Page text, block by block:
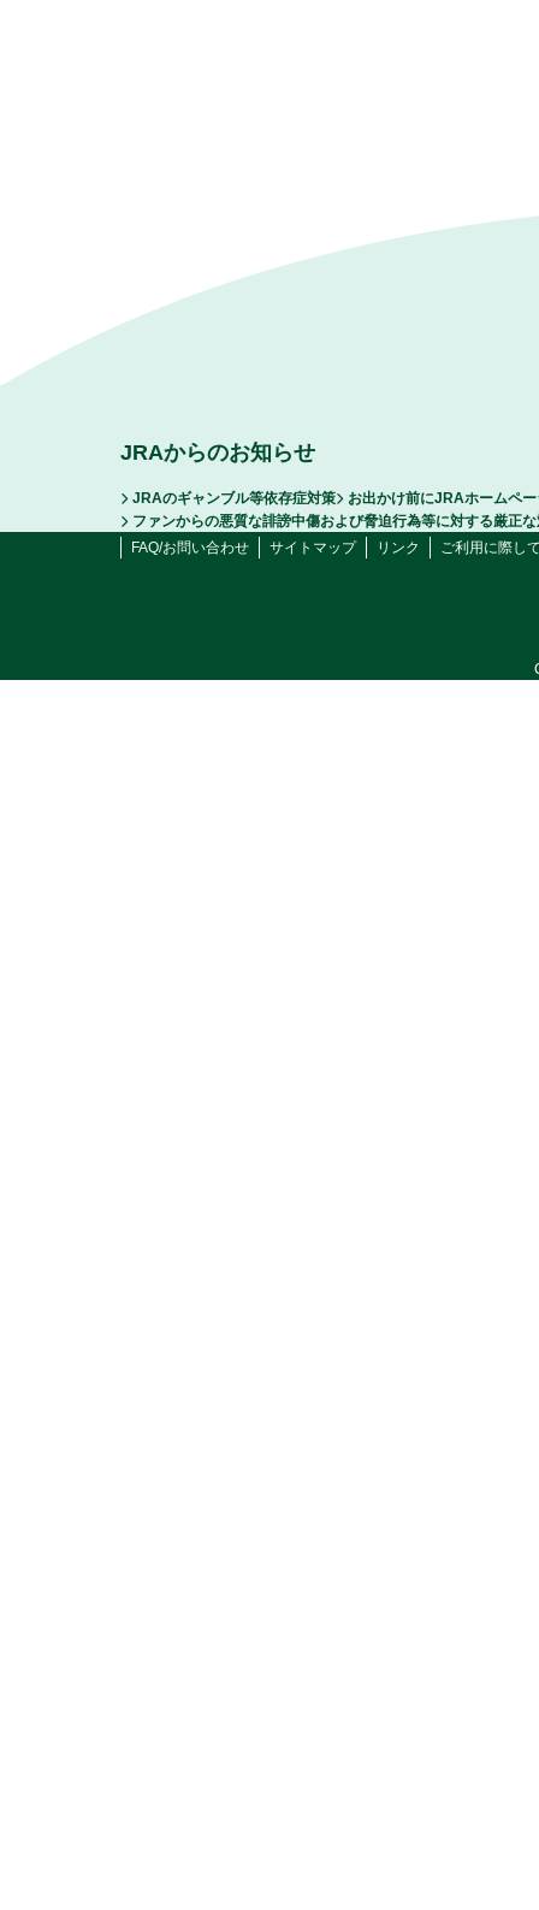
JRAからのお知らせ
JRAのギャンブル等依存症対策
お出かけ前にJRAホームペ
ファンからの悪質な誹謗中傷および脅迫行為等に対する厳正
FAQ/お問い合わせ
サイトマップ リンク ご利用に際し